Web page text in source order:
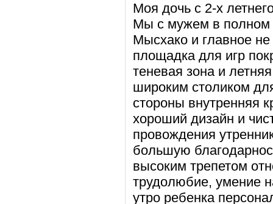
Моя дочь с 2-х
Мы с мужем в полном
Мысхако и главное
площадка для игр
теневая зона и
широким столиком
стороны внутренняя
хороший дизайн и
провождения
большую
высоким трепетом
трудолюбие, умение
утро ребенка